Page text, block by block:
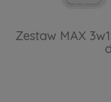
Zestaw MAX